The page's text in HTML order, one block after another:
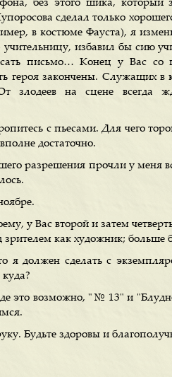
без этого шика, который
сделал только
в костюме Фауста), я
избавил бы сию
письмо… Конец у Вас со
героя закончены. Служащих в
злодеев на сцене всегда
с пьесами. Для чего
достаточно.
разрешения прочли у меня
у Вас второй и затем
зрителем как художник; больше
я должен сделать с
это возможно, "№ 13" и
Будьте здоровы и